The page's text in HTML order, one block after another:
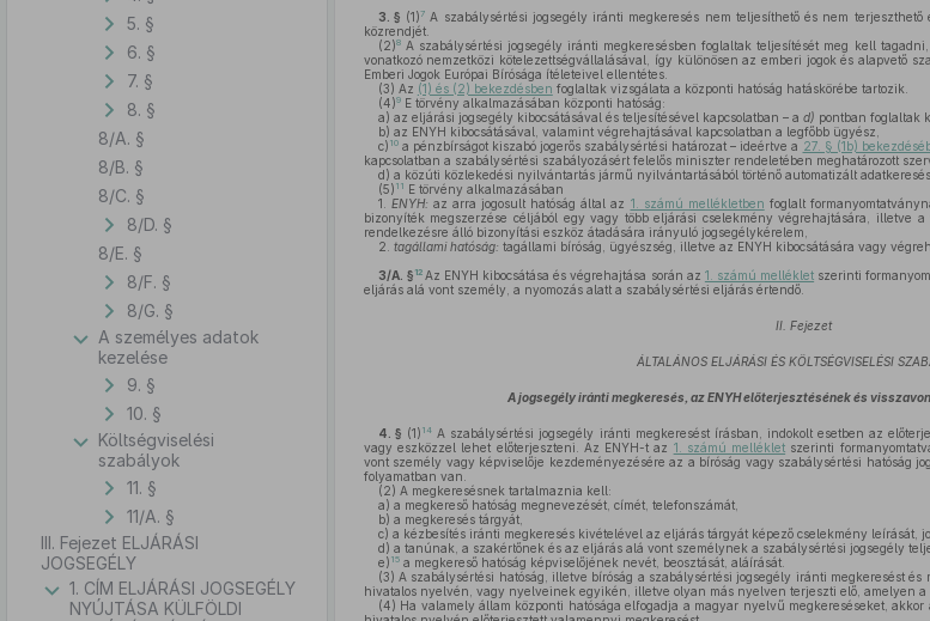
5. §
6. §
7. §
8. §
8/A. §
8/B. §
8/C. §
8/D. §
8/E. §
8/F. §
8/G. §
A személyes adatok
kezelése
9. §
10. §
Költségviselési
szabályok
11. §
11/A. §
III. Fejezet ELJÁRÁSI
JOGSEGÉLY
1. CÍM ELJÁRÁSI JOGSEGÉLY
NYÚJTÁSA KÜLFÖLDI
3. § (1)7 A szabálysértési jogsegély iránti megkeresés nem teljesíthető és nem
közrendjét.
(2)8A szabálysértési jogsegély iránti megkeresésben foglaltak teljesítését meg kell
vonatkozó nemzetközi kötelezettségvállalásával, így különösen az emberi jogok és alapvető
Emberi Jogok Európai Bírósága ítéleteivel ellentétes.
(3) Az (1) és (2) bekezdésben foglaltak vizsgálata a központi hatóság hatáskörébe tartozik.
(4)9E törvény alkalmazásában központi hatóság:
a) az eljárási jogsegély kibocsátásával és teljesítésével kapcsolatban – a d) pontban foglaltak
b) az ENYH kibocsátásával, valamint végrehajtásával kapcsolatban a legfőbb ügyész,
c) 10a pénzbírságot kiszabó jogerős szabálysértési határozat – ideértve a 27. § (1b)
kapcsolatban a szabálysértési szabályozásért felelős miniszter rendeletében meghatározott
d) a közúti közlekedési nyilvántartás jármű nyilvántartásából történő automatizált
(5) 11 E törvény alkalmazásában
1.
ENYH: az arra jogosult hatóság által az 1. számú mellékletben foglalt
bizonyíték megszerzése céljából egy vagy több eljárási cselekmény végrehajtására, illetve
rendelkezésre álló bizonyítási eszköz átadására irányuló jogsegélykérelem,
2. tagállami hatóság: tagállami bíróság, ügyészség, illetve az ENYH kibocsátására vagy
3/A. § 12 Az ENYH kibocsátása és végrehajtása során az 1. számú melléklet szerinti
eljárás alá vont személy, a nyomozás alatt a szabálysértési eljárás értendő.
II. Fejezet
ÁLTALÁNOS ELJÁRÁSI ÉS KÖLTSÉGVISELÉSI
A jogsegély iránti megkeresés, az ENYH előterjesztésének és
4. § (1) 14A szabálysértési jogsegély iránti megkeresést írásban, indokolt esetben az
vagy eszközzel lehet előterjeszteni. Az ENYH-t az 1. számú melléklet szerinti
vont személy vagy képviselője kezdeményezésére az a bíróság vagy szabálysértési hatóság
folyamatban van.
(2) A megkeresésnek tartalmaznia kell:
a) a megkereső hatóság megnevezését, címét, telefonszámát,
b) a megkeresés tárgyát,
c) a kézbesítés iránti megkeresés kivételével az eljárás tárgyát képező cselekmény leírását,
d) a tanúnak, a szakértőnek és az eljárás alá vont személynek a szabálysértési jogsegély
e) 15a megkereső hatóság képviselőjének nevét, beosztását, aláírását.
(3) A szabálysértési hatóság, illetve bíróság a szabálysértési jogsegély iránti megkeresést
hivatalos nyelvén, vagy nyelveinek egyikén, illetve olyan más nyelven terjeszti elő, amelyen a
(4) Ha valamely állam központi hatósága elfogadja a magyar nyelvű megkereséseket,